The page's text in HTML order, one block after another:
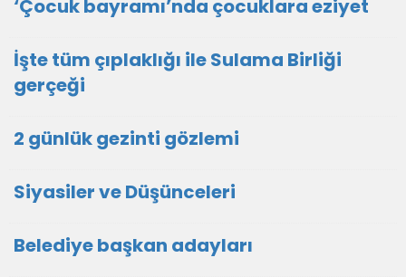
‘Çocuk bayramı’nda çocuklara eziyet
İşte tüm çıplaklığı ile Sulama Birliği
gerçeği
2 günlük gezinti gözlemi
Siyasiler ve Düşünceleri
Belediye başkan adayları